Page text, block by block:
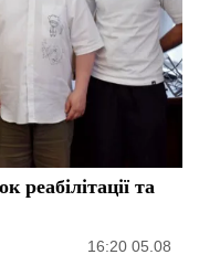
реабілітації та
16:20 05.08